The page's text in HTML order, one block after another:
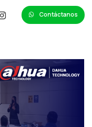
Contáctanos